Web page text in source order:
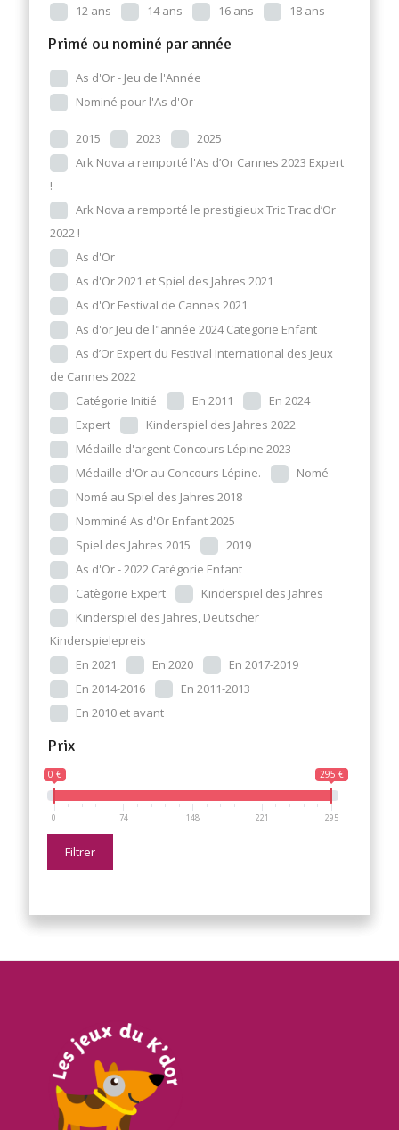
12 ans
14 ans 16 ans 18 ans
Primé ou nominé par année
As d'Or - Jeu de l'Année
Nominé pour l'As d'Or
2015 2023
2025
Ark Nova a remporté l'As d’Or Cannes 2023 Expert
!
Ark Nova a remporté le prestigieux Tric Trac d’Or
2022 !
As d'Or
As d'Or 2021 et Spiel des Jahres 2021
As d'Or Festival de Cannes 2021
As d'or Jeu de l"année 2024 Categorie Enfant
As d’Or Expert du Festival International des Jeux
de Cannes 2022
Catégorie Initié
En 2011
En 2024
Expert
Kinderspiel des Jahres 2022
Médaille d'argent Concours Lépine 2023
Médaille d'Or au Concours Lépine.
Nomé
Nomé au Spiel des Jahres 2018
Nomminé As d'Or Enfant 2025
Spiel des Jahres 2015
2019
As d'Or - 2022 Catégorie Enfant
Catègorie Expert
Kinderspiel des Jahres
Kinderspiel des Jahres, Deutscher
Kinderspielepreis
En 2021
En 2020
En 2017-2019
En 2014-2016
En 2011-2013
En 2010 et avant
Prix
0 € 295 €
0 74 148 221 295
Filtrer